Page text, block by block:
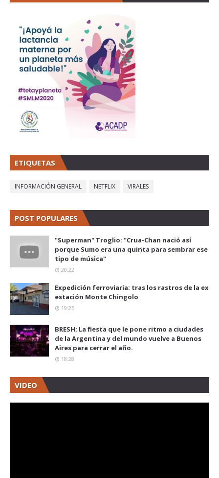
ETIQUETAS
INFORMACIÓN GENERAL NETFLIX VIRALES
POST POPULARES
"Superman" Troglio: "Crua-Chan nació así
porque Sumo era una quinta para sembrar ese
tipo de música"
20:22
Expedición ferroviaria: tras los rastros de la ex
estación Monte Chingolo
19:25
BRESH: La fiesta que le pone ritmo a ciudades
de la Argentina y del mundo vuelve a Buenos
Aires para cerrar el año.
18:28
VIDEO